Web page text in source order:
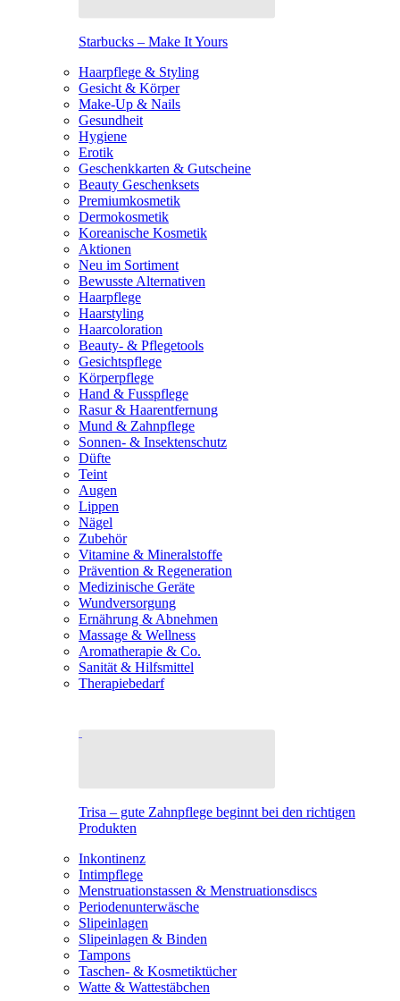
Starbucks – Make It Yours
Haarpflege & Styling
Gesicht & Körper
Make-Up & Nails
Gesundheit
Hygiene
Erotik
Geschenkkarten & Gutscheine
Beauty Geschenksets
Premiumkosmetik
Dermokosmetik
Koreanische Kosmetik
Aktionen
Neu im Sortiment
Bewusste Alternativen
Haarpflege
Haarstyling
Haarcoloration
Beauty- & Pflegetools
Gesichtspflege
Körperpflege
Hand & Fusspflege
Rasur & Haarentfernung
Mund & Zahnpflege
Sonnen- & Insektenschutz
Düfte
Teint
Augen
Lippen
Nägel
Zubehör
Vitamine & Mineralstoffe
Prävention & Regeneration
Medizinische Geräte
Wundversorgung
Ernährung & Abnehmen
Massage & Wellness
Aromatherapie & Co.
Sanität & Hilfsmittel
Therapiebedarf
Trisa – gute Zahnpflege beginnt bei den richtigen
Produkten
Inkontinenz
Intimpflege
Menstruationstassen & Menstruationsdiscs
Periodenunterwäsche
Slipeinlagen
Slipeinlagen & Binden
Tampons
Taschen- & Kosmetiktücher
Watte & Wattestäbchen